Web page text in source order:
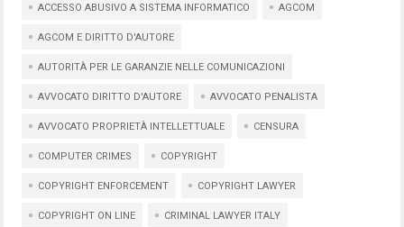
ACCESSO ABUSIVO A SISTEMA INFORMATICO AGCOM
AGCOM E DIRITTO D'AUTORE
AUTORITÀ PER LE GARANZIE NELLE COMUNICAZIONI
AVVOCATO DIRITTO D'AUTORE AVVOCATO PENALISTA
AVVOCATO PROPRIETÀ INTELLETTUALE CENSURA
COMPUTER CRIMES COPYRIGHT
COPYRIGHT ENFORCEMENT COPYRIGHT LAWYER
COPYRIGHT ON LINE CRIMINAL LAWYER ITALY